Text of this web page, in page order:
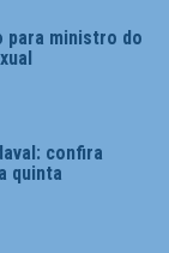
para ministro do
confira
quinta